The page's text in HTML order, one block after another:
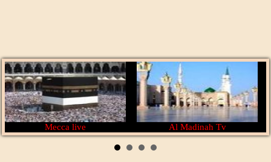
Mecca live Al Madinah Tv